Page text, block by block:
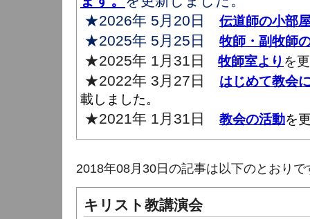
★2026年 5月20日 伝道師の小部
★2025年 5月25日 牧師・副牧師
★2025年 1月31日 牧師室より を
★2022年 3月27日
はじめて教会
載しました。
★2021年 1月31日 教会の活動を
2018年08月30日の記事は以下のとおりで
キリスト教講演会